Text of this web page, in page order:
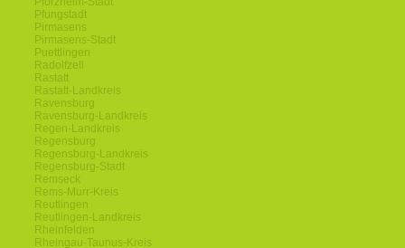
Pfungstadt
Pirmasens
Pirmasens-Stadt
Puettlingen
Radolfzell
Rastatt
Rastatt-Landkreis
Ravensburg
Ravensburg-Landkreis
Regen-Landkreis
Regensburg
Regensburg-Landkreis
Regensburg-Stadt
Remseck
Rems-Murr-Kreis
Reutlingen
Reutlingen-Landkreis
Rheinfelden
Rheingau-Taunus-Kreis